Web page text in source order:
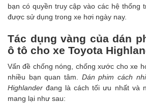
bạn có quyền truy cập vào các hệ thống
được sử dụng trong xe hơi ngày nay.
Tác dụng vàng của dán
ô tô cho xe Toyota
Vấn đề chống nóng, chống xước cho xe
nhiều bạn quan tâm. Dán phim cách
Highlander đang là cách tối ưu nhất và
mang lại như sau: